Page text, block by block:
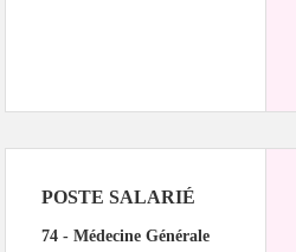
POSTE SALARIÉ
74 - Médecine Générale